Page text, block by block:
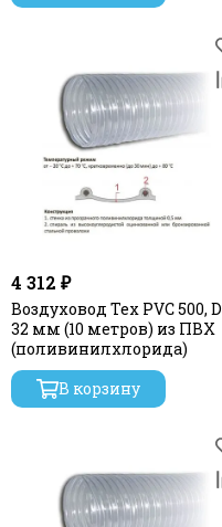
4 312 ₽
Воздуховод Tex PVC 500, D
32 мм (10 метров) из ПВХ
(поливинилхлорида)
В корзину